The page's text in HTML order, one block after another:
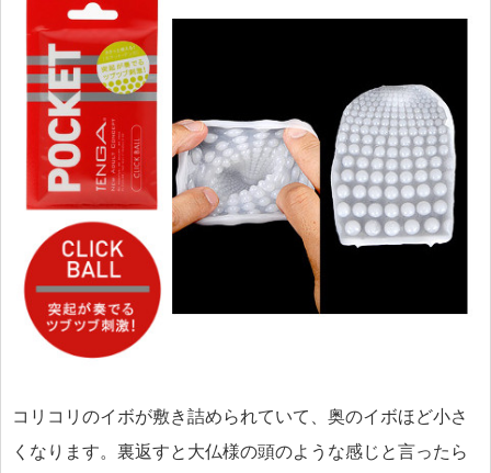
コリコリのイボが敷き詰められていて、奥のイボほど小さ
くなります。裏返すと大仏様の頭のような感じと言ったら